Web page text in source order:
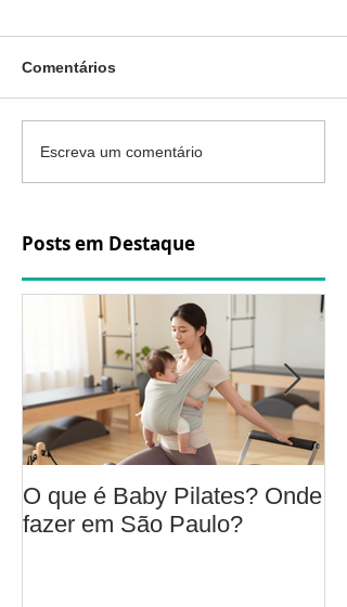
Comentários
Escreva um comentário
Posts em Destaque
O que é Baby Pilates? Onde
fazer em São Paulo?